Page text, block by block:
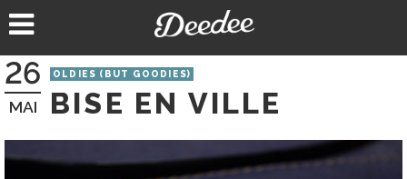
au
26
MAI
OLDIES (BUT GOODIES)
BISE EN VILLE